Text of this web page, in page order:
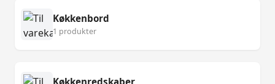
Køkkenbord
1 produkter
Køkkenredskaber